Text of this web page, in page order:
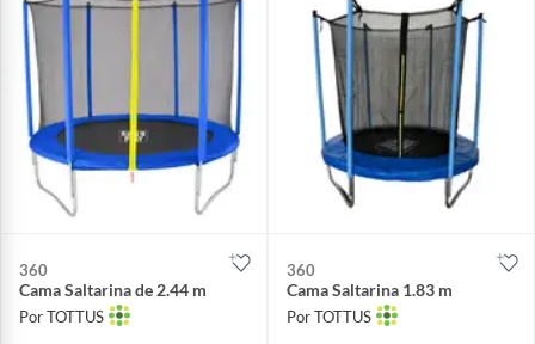
360
Cama Saltarina de 2.44 m
Por TOTTUS
360
Cama Saltarina 1.83 m
Por TOTTUS